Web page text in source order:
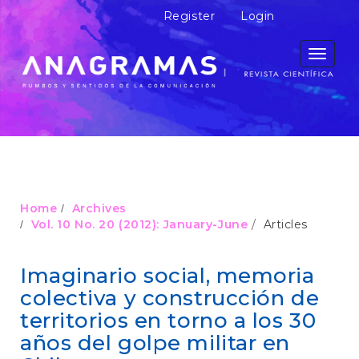
n
N
a
v
g
n
n
C
o
n
t
Register Login
Toggle
Home
Archives
Vol. 10 No. 20 (2012): January-June
Articles
Imaginario social, memoria
colectiva y construcción de
territorios en torno a los 30
años del golpe militar en